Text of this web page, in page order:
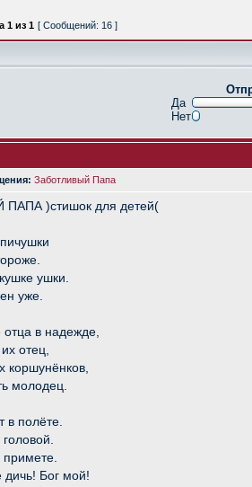
1 из 1 [ Сообщений: 16 ]
Да
Нет
Заботливый Папа
)стишок для детей(
ушки.
уже.
в надежде,
отец,
коршунёнков,
молодец.
в полёте.
примете.
Бог мой!